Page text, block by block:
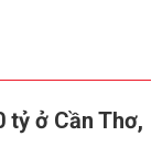
tỷ ở Cần Thơ,